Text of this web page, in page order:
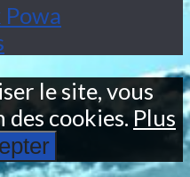
le site, vous
cookies. Plus